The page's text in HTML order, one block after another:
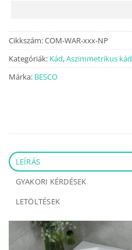
Cikkszám:COM-WAR-xxx-NP
Kategóriák: Kád,Aszimmetrikus kád
Márka: BESCO
LEÍRÁS
GYAKORI KÉRDÉSEK
LETÖLTÉSEK